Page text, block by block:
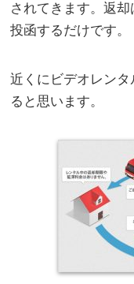
されてきます。返
投函するだけです。
近くにビデオレン
ると思います。